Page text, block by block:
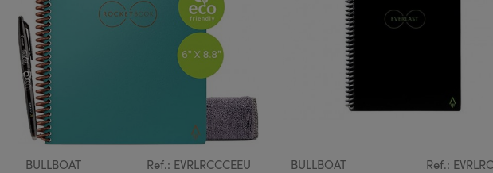
BULLBOAT Ref.: EVRLRCCCEEU BULLBOAT Ref.: